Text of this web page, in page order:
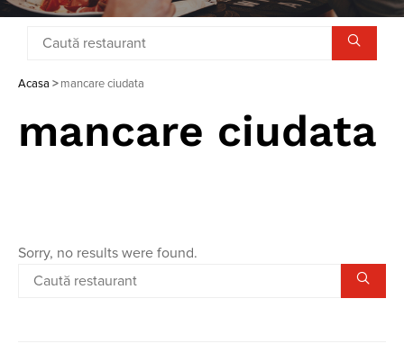
Acasa > mancare ciudata
mancare ciudata
Sorry, no results were found.